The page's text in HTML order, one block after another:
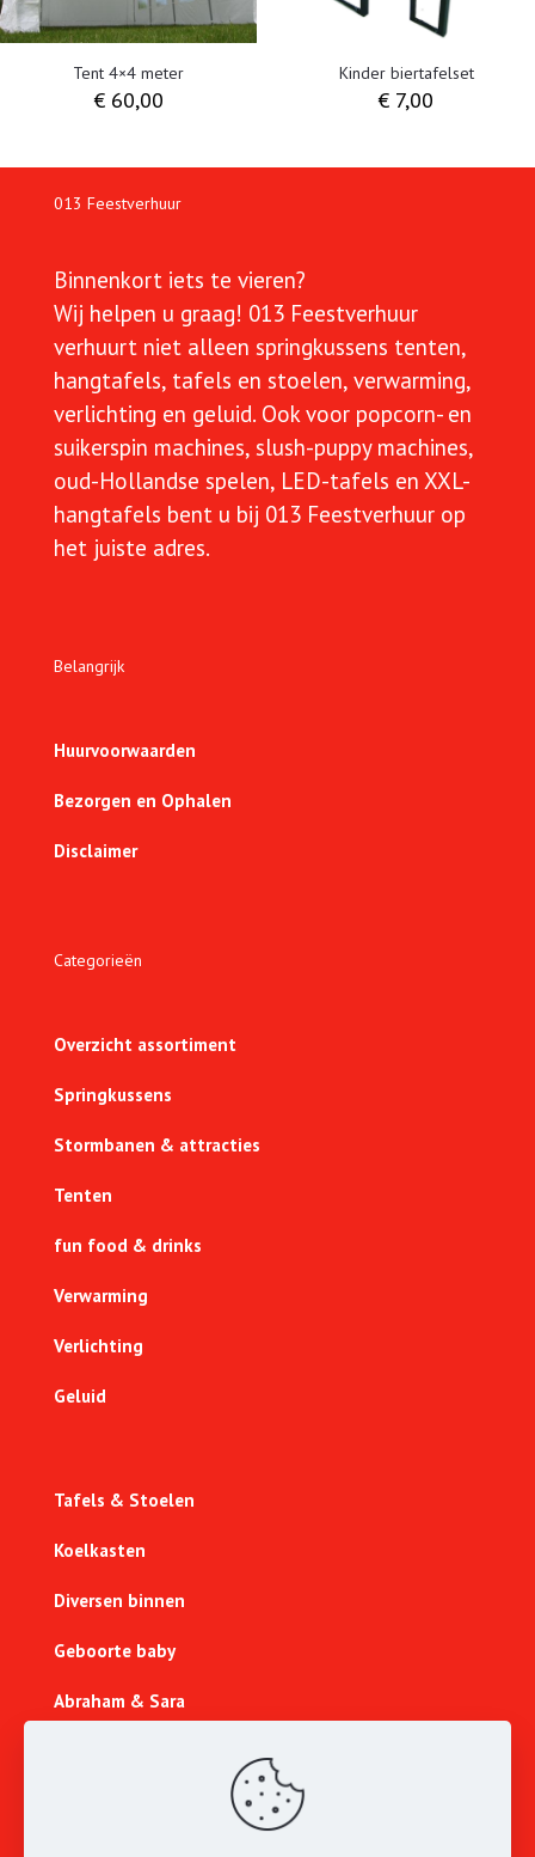
Tent 4×4 meter
€60,00
Kinder biertafelset
€ 7,00
013 Feestverhuur
Binnenkort iets te vieren?
Wij helpen u graag! 013 Feestverhuur
verhuurt niet alleen springkussens tenten,
hangtafels, tafels en stoelen, verwarming,
verlichting en geluid. Ook voor popcorn- en
suikerspin machines, slush-puppy machines,
oud-Hollandse spelen, LED-tafels en XXL-
hangtafels bent u bij 013 Feestverhuur op
het juiste adres.
Belangrijk
Huurvoorwaarden
Bezorgen en Ophalen
Disclaimer
Categorieën
Overzicht assortiment
Springkussens
Stormbanen & attracties
Tenten
fun food & drinks
Verwarming
Verlichting
Geluid
Tafels & Stoelen
Koelkasten
Diversen binnen
Geboorte baby
Abraham & Sara